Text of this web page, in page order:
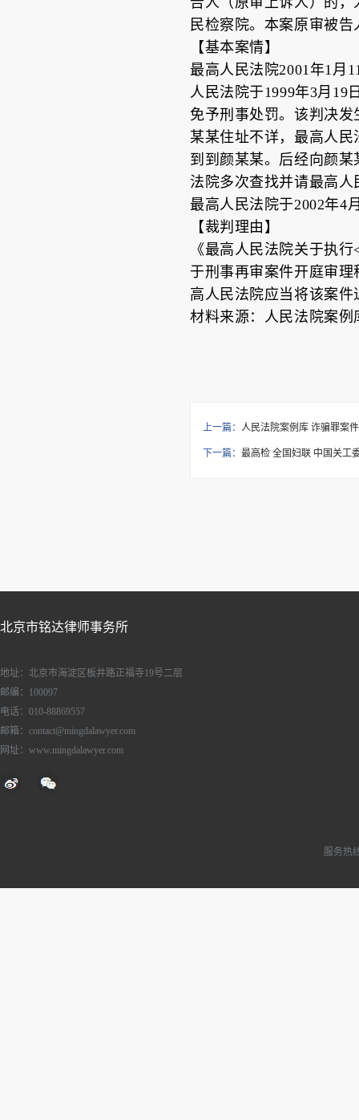
民检察院。本案原审被
【基本案情】
最高人民法院2001年1月
人民法院于1999年3月19
免予刑事处罚。该判决
某某住址不详，最高人
到到颜某某。后经向颜
法院多次查找并请最高
最高人民法院于2002年4
【裁判理由】
《最高人民法院关于执
于刑事再审案件开庭审
高人民法院应当将该案件
材料来源：人民法院案例
上一篇： 人民法院案例库 诈骗罪案
下一篇： 最高检 全国妇联 中国关工
北京市铭达律师事务所
地址：北京市海淀区板井路正福寺19号二层
邮编：100097
电话：010-88869557
邮箱：contact@mingdalawyer.com
网址：www.mingdalawyer.com
服务热